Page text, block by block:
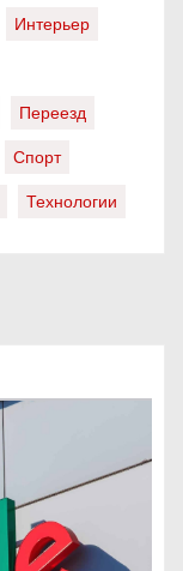
Интерьер
Переезд
Спорт
Технологии